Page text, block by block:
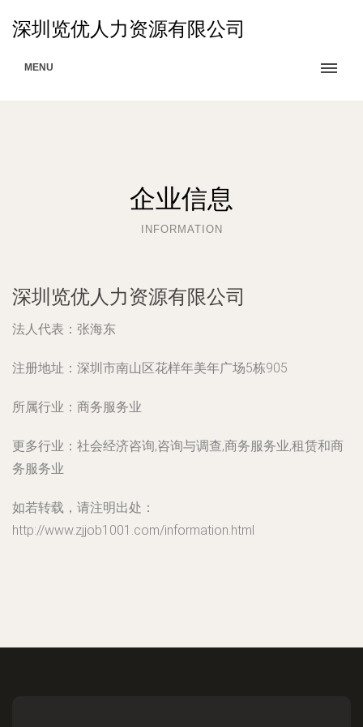
深圳览优人力资源有限公司
MENU
企业信息
INFORMATION
深圳览优人力资源有限公司
法人代表： 张海东
注册地址： 深圳市南山区花样年美年广场5栋905
所属行业： 商务服务业
更多行业： 社会经济咨询,咨询与调查,商务服务业,租赁和商
务服务业
如若转载，请注明出处：
http://www.zjjob1001.com/information.html